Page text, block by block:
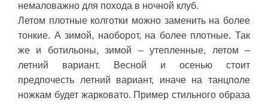
немаловажно для похода в ночной клуб.
Летом плотные колготки можно заменить на более
тонкие. А зимой, наоборот, на более плотные. Так
же и ботильоны, зимой – утепленные, летом –
летний вариант. Весной и осенью стоит
предпочесть летний вариант, иначе на танцполе
ножкам будет жарковато. Пример стильного образа